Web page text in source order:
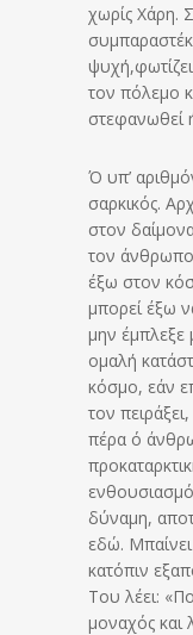
χωρίς Χάρη.
τον πόλεμο
στεφανωθεί
Ό υπ’
σαρκικός.
στον
τον
έξω στον
μπορεί έξω
μην έμπλεξε
ομαλή
κόσμο, εάν
τον
πέρα ό
δύναμη,
εδώ.
κατόπιν
Του λέει:
μοναχός και